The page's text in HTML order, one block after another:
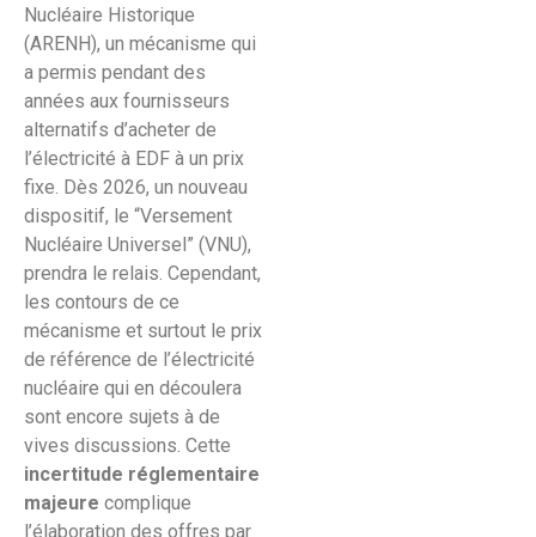
Nucléaire Historique
(ARENH), un mécanisme qui
a permis pendant des
années aux fournisseurs
alternatifs d’acheter de
l’électricité à EDF à un prix
fixe. Dès 2026, un nouveau
dispositif, le “Versement
Nucléaire Universel” (VNU),
prendra le relais. Cependant,
les contours de ce
mécanisme et surtout le prix
de référence de l’électricité
nucléaire qui en découlera
sont encore sujets à de
vives discussions. Cette
incertitude réglementaire
majeure complique
l’élaboration des offres par